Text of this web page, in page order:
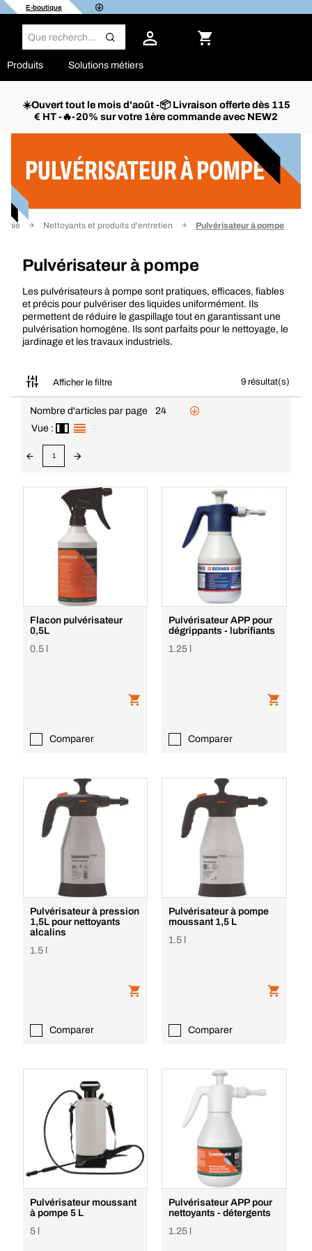
E-boutique
Produits Solutions métiers
☀️Ouvert tout le mois d'août -📦 Livraison offerte dès 115
€ HT -🔥-20% sur votre 1ère commande avec NEW2
PULVÉRISATEUR À POMPE
Nettoyants et produits d'entretien Pulvérisateur à pompe
Pulvérisateur à pompe
Les pulvérisateurs à pompe sont pratiques, efficaces, fiables
et précis pour pulvériser des liquides uniformément. Ils
permettent de réduire le gaspillage tout en garantissant une
pulvérisation homogène. Ils sont parfaits pour le nettoyage, le
jardinage et les travaux industriels.
Afficher le filtre 9 résultat(s)
Filtrer
Nombre d'articles par page
24
Vue :
1
Flacon pulvérisateur
0,5L
0.5 l
Comparer
Pulvérisateur APP pour
dégrippants - lubrifiants
1.25 l
Comparer
Pulvérisateur à pression
1,5L pour nettoyants
alcalins
1.5 l
Comparer
Pulvérisateur à pompe
moussant 1,5 L
1.5 l
Comparer
Pulvérisateur moussant
à pompe 5 L
5 l
Pulvérisateur APP pour
nettoyants - détergents
1.25 l